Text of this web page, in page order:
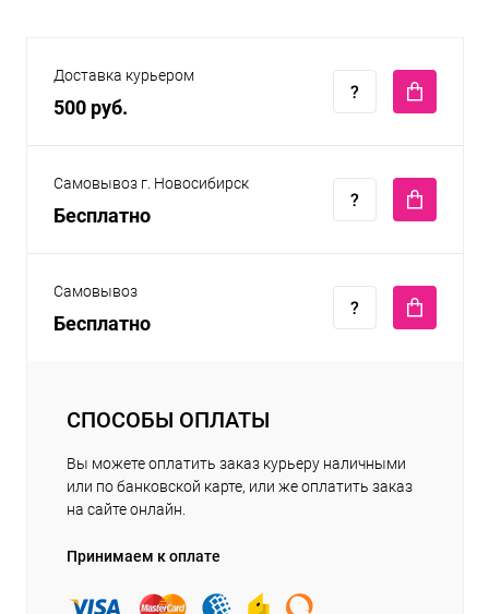
Доставка курьером
500 руб.
Самовывоз г. Новосибирск
Бесплатно
Самовывоз
Бесплатно
СПОСОБЫ ОПЛАТЫ
Вы можете оплатить заказ курьеру наличными
или по банковской карте, или же оплатить заказ
на сайте онлайн.
Принимаем к оплате